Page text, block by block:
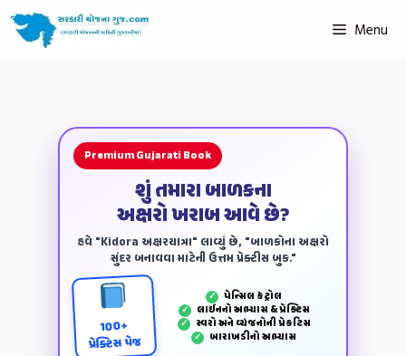
Menu
Premium Gujarati Book
શું તમારા બાળકના
અક્ષરો ખરાબ આવે છે?
હવે "Kidora અક્ષરયાત્રા" લાવ્યું છે, "બાળકોના અક્ષરો
સુંદર બનાવવા માટેની ઉત્તમ પ્રેક્ટીસ બુક."
100+
પ્રેક્ટિસ પેજ
✓ પેન્‍સિલ કંટ્રોલ
✓ લાઈનનો અભ્યાસ & પ્રેક્ટિસ
✓ સ્વરો અને વ્યંજનોની પ્રેકટિસ
✓ બારાખડીનો અભ્યાસ